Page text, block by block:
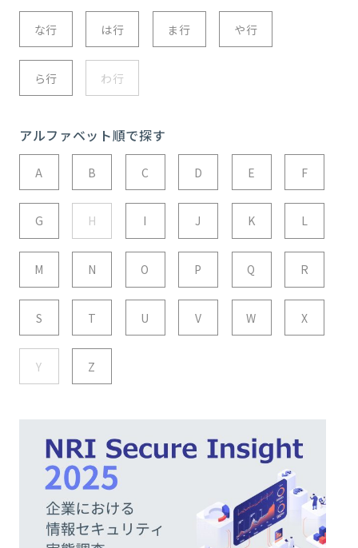
な行 は行 ま行 や行
ら行 わ行
アルファベット順で探す
A B C D E F
G H I J K L
M N O P Q R
S T U V W X
Y Z